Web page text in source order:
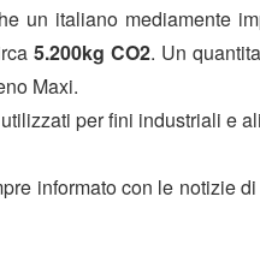
un italiano mediamente
5.200kg CO2. Un
Maxi.
per fini industriali e
informato con le notizie